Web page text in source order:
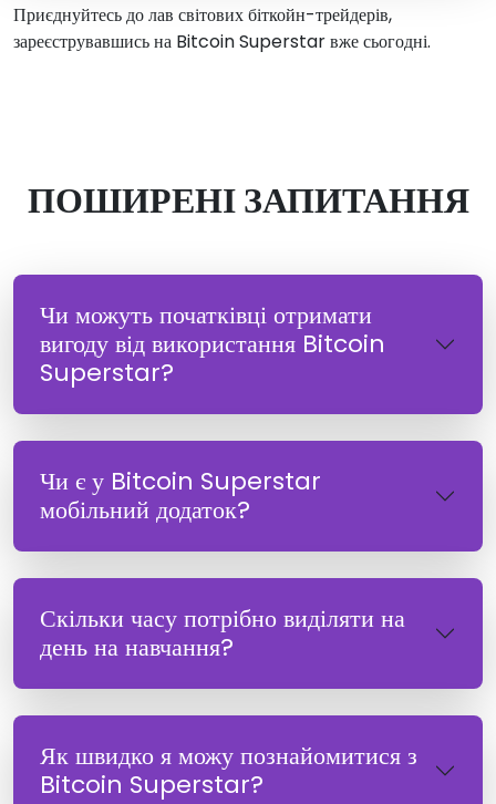
Приєднуйтесь до лав світових біткойн-трейдерів,
зареєструвавшись на Bitcoin Superstar вже сьогодні.
ПОШИРЕНІ ЗАПИТАННЯ
Чи можуть початківці отримати
вигоду від використання Bitcoin
Superstar?
Чи є у Bitcoin Superstar
мобільний додаток?
Скільки часу потрібно виділяти на
день на навчання?
Як швидко я можу познайомитися з
Bitcoin Superstar?